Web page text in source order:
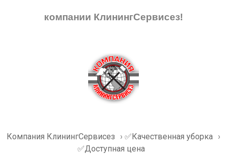
компании КлинингСервисез!
Компания КлинингСервисез › ✅Качественная уборка ›
✅Доступная цена